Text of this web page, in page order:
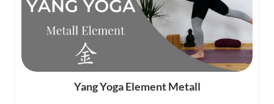
Yang Yoga Element Metall